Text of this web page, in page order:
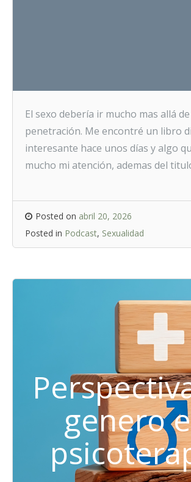
El sexo debería ir mucho mas allá
penetración. Me encontré un libro
interesante hace unos días y algo
mucho mi atención, ademas del
Posted on abril 20, 2026
Posted in Podcast, Sexualidad
genero